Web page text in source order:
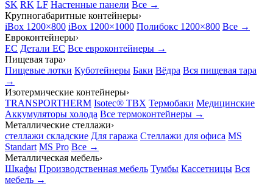
SK RK LF Настенные панели Все →
Крупногабаритные контейнеры›
iBox 1200×800 iBox 1200×1000 Полибокс 1200×800 Все →
Евроконтейнеры›
EC Детали EC Все евроконтейнеры →
Пищевая тара›
Пищевые лотки Куботейнеры Баки Вёдра Вся пищевая тара
→
Изотермические контейнеры›
TRANSPORTHERM Isotec® TBX Термобаки Медицинские
Аккумуляторы холода Все термоконтейнеры →
Металлические стеллажи›
стеллажи складские Для гаража Стеллажи для офиса MS
Standart MS Pro Все →
Металлическая мебель›
Шкафы Производственная мебель Тумбы Кассетницы Вся
мебель →